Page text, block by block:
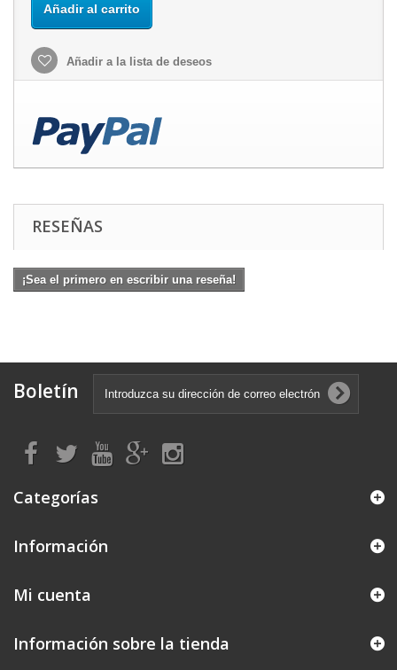
Añadir al carrito
Añadir a la lista de deseos
RESEÑAS
¡Sea el primero en escribir una reseña!
Boletín
Categorías
Información
Mi cuenta
Información sobre la tienda